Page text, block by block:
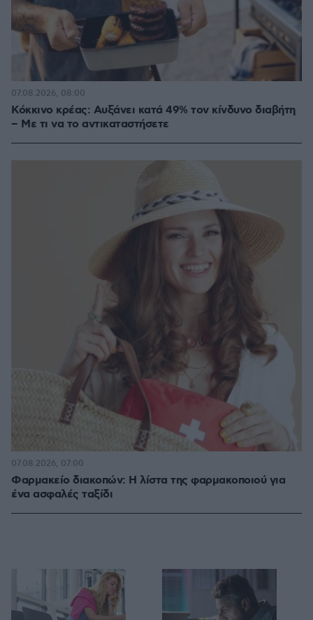
Κόκκινο κρέας: Αυξάνει κατά 49% τον κίνδυνο διαβήτη
– Με τι να το αντικαταστήσετε
07.08.2026, 08:00
Φαρμακείο διακοπών: Η λίστα της φαρμακοποιού για
ένα ασφαλές ταξίδι
07.08.2026, 07:00